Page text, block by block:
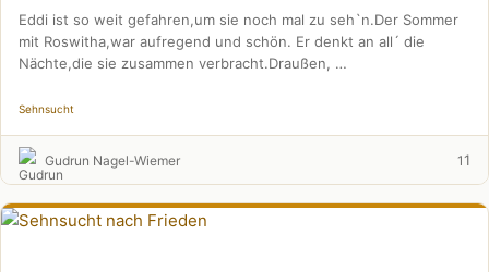
Eddi ist so weit gefahren,um sie noch mal zu seh`n.Der Sommer
mit Roswitha,war aufregend und schön. Er denkt an all´ die
Nächte,die sie zusammen verbracht.Draußen, …
Sehnsucht
Gudrun Nagel-Wiemer 11